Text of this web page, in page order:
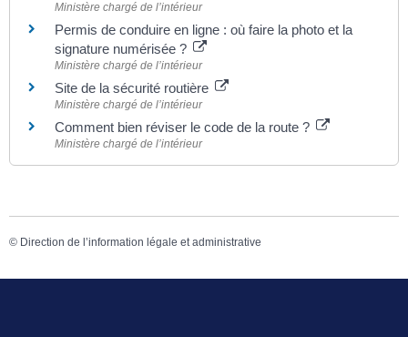
Ministère chargé de l’intérieur
Permis de conduire en ligne : où faire la photo et la
signature numérisée ?
Ministère chargé de l’intérieur
Site de la sécurité routière
Ministère chargé de l’intérieur
Comment bien réviser le code de la route ?
Ministère chargé de l’intérieur
© Direction de l’information légale et administrative